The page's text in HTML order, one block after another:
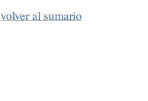
volver al sumario